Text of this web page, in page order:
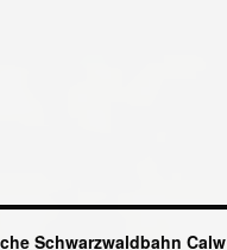
Schwarzwaldbahn Calw